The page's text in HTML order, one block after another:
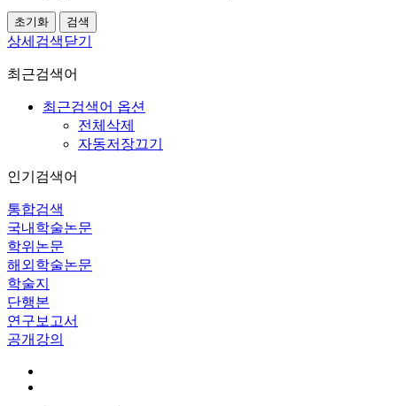
상세검색닫기
최근검색어
최근검색어 옵션
전체삭제
자동저장끄기
인기검색어
통합검색
국내학술논문
학위논문
해외학술논문
학술지
단행본
연구보고서
공개강의